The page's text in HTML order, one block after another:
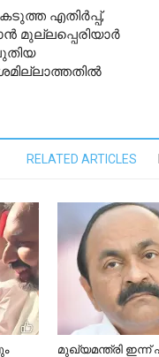
എതിർപ്പ്,
മുല്ലപ്പെരിയാർ
RELATED ARTICLES
മുഖ്യമന്ത്രി ഇന്ന്